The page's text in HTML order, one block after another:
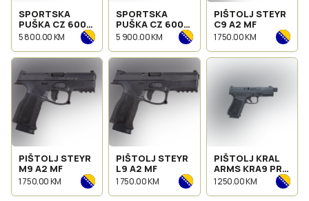
SPORTSKA
PUŠKA CZ 600
MDT GREY CAL.
CREEDMOOR
5 800.00 KM
SPORTSKA
PUŠKA CZ 600
MDT GREY CAL.
5 900.00 KM
PIŠTOLJ STEYR
C9 A2 MF
1 750.00 KM
PIŠTOLJ STEYR
M9 A2 MF
1 750.00 KM
PIŠTOLJ STEYR
L9 A2 MF
1 750.00 KM
PIŠTOLJ KRAL
ARMS KRA9 PRO
BLACK
1 250.00 KM